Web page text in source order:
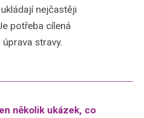
nejčastěji
potřeba cílená
stravy.
několik ukázek, co